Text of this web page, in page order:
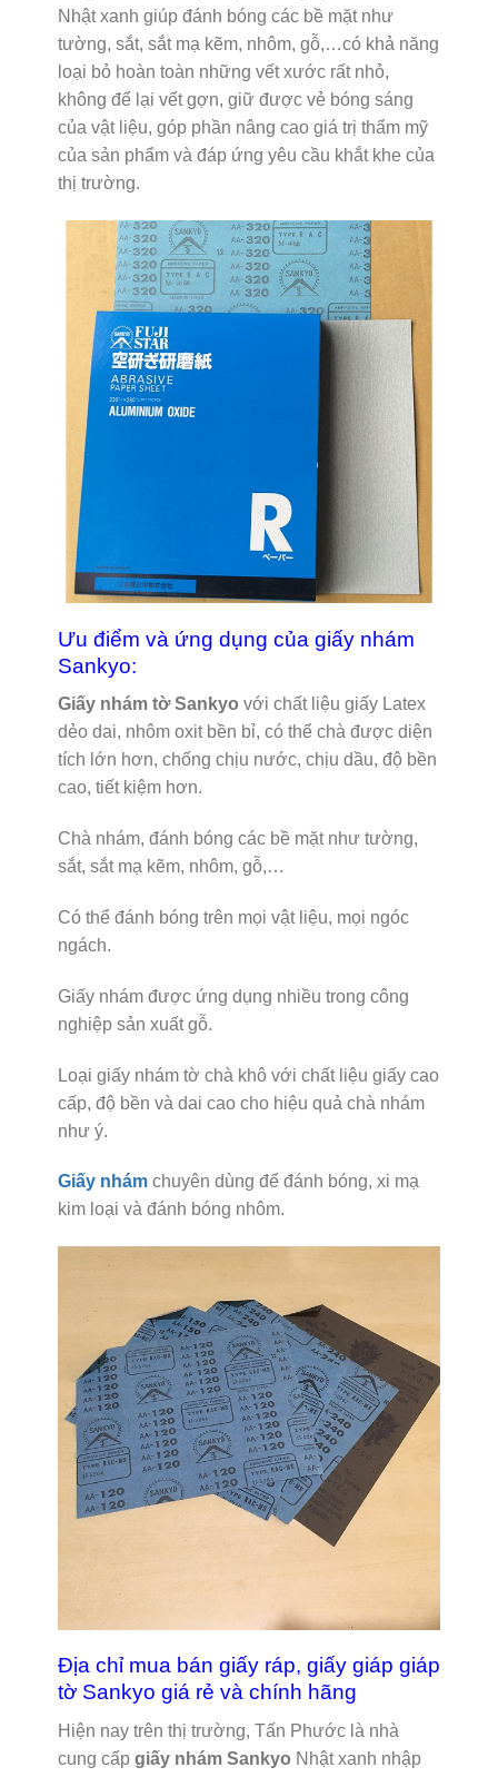
Nhật xanh giúp đánh bóng các bề mặt như
tường, sắt, sắt mạ kẽm, nhôm, gỗ,…có khả năng
loại bỏ hoàn toàn những vết xước rất nhỏ,
không để lại vết gợn, giữ được vẻ bóng sáng
của vật liệu, góp phần nâng cao giá trị thẩm mỹ
của sản phẩm và đáp ứng yêu cầu khắt khe của
thị trường.
Ưu điểm và ứng dụng của giấy nhám
Sankyo:
Giấy nhám tờ Sankyo với chất liệu giấy Latex
dẻo dai, nhôm oxit bền bỉ, có thể chà được diện
tích lớn hơn, chống chịu nước, chịu dầu, độ bền
cao, tiết kiệm hơn.
Chà nhám, đánh bóng các bề mặt như tường,
sắt, sắt mạ kẽm, nhôm, gỗ,…
Có thể đánh bóng trên mọi vật liệu, mọi ngóc
ngách.
Giấy nhám được ứng dụng nhiều trong công
nghiệp sản xuất gỗ.
Loại giấy nhám tờ chà khô với chất liệu giấy cao
cấp, độ bền và dai cao cho hiệu quả chà nhám
như ý.
Giấy nhámchuyên dùng để đánh bóng, xi mạ
kim loại và đánh bóng nhôm.
Địa chỉ mua bán giấy ráp, giấy giáp giáp
tờ Sankyo giá rẻ và chính hãng
Hiện nay trên thị trường, Tấn Phước là nhà
cung cấp giấy nhám Sankyo Nhật xanh nhập